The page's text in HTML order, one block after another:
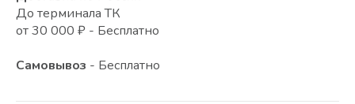
До терминала ТК
от 30 000 ₽ - Бесплатно
Самовывоз - Бесплатно